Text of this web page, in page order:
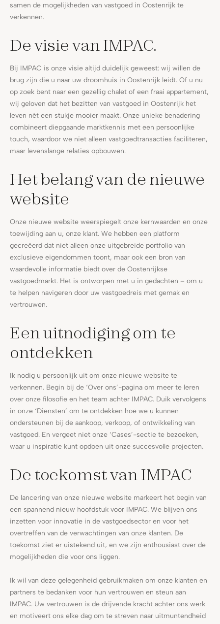
samen de mogelijkheden van vastgoed in Oostenrijk te
verkennen.
De visie van IMPAC.
Bij IMPAC is onze visie altijd duidelijk geweest: wij willen de
brug zijn die u naar uw droomhuis in Oostenrijk leidt. Of u nu
op zoek bent naar een gezellig chalet of een fraai appartement,
wij geloven dat het bezitten van vastgoed in Oostenrijk het
leven nét een stukje mooier maakt. Onze unieke benadering
combineert diepgaande marktkennis met een persoonlijke
touch, waardoor we niet alleen vastgoedtransacties faciliteren,
maar levenslange relaties opbouwen.
Het belang van de nieuwe
website
Onze nieuwe website weerspiegelt onze kernwaarden en onze
toewijding aan u, onze klant. We hebben een platform
gecreëerd dat niet alleen onze uitgebreide portfolio van
exclusieve eigendommen toont, maar ook een bron van
waardevolle informatie biedt over de Oostenrijkse
vastgoedmarkt. Het is ontworpen met u in gedachten – om u
te helpen navigeren door uw vastgoedreis met gemak en
vertrouwen.
Een uitnodiging om te
ontdekken
Ik nodig u persoonlijk uit om onze nieuwe website te
verkennen. Begin bij de ‘Over ons’-pagina om meer te leren
over onze filosofie en het team achter IMPAC. Duik vervolgens
in onze ‘Diensten’ om te ontdekken hoe we u kunnen
ondersteunen bij de aankoop, verkoop, of ontwikkeling van
vastgoed. En vergeet niet onze ‘Cases’-sectie te bezoeken,
waar u inspiratie kunt opdoen uit onze succesvolle projecten.
De toekomst van IMPAC
De lancering van onze nieuwe website markeert het begin van
een spannend nieuw hoofdstuk voor IMPAC. We blijven ons
inzetten voor innovatie in de vastgoedsector en voor het
overtreffen van de verwachtingen van onze klanten. De
toekomst ziet er uistekend uit, en we zijn enthousiast over de
mogelijkheden die voor ons liggen.
Ik wil van deze gelegenheid gebruikmaken om onze klanten en
partners te bedanken voor hun vertrouwen en steun aan
IMPAC. Uw vertrouwen is de drijvende kracht achter ons werk
en motiveert ons elke dag om te streven naar uitmuntendheid